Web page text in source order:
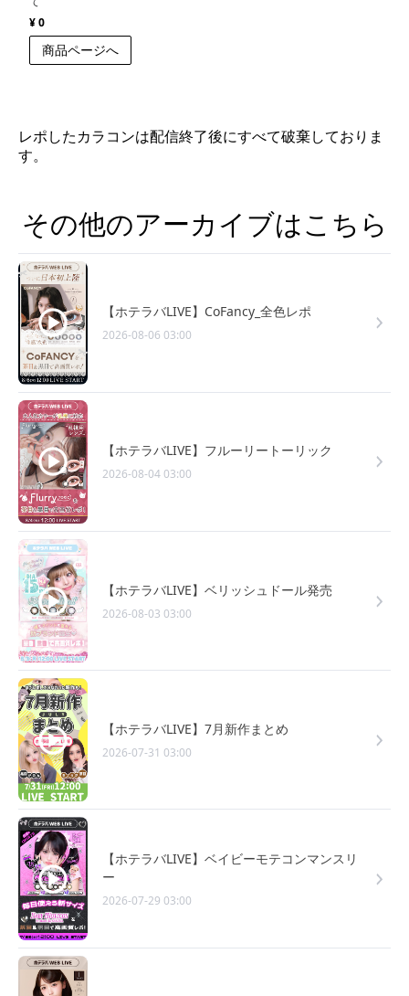
¥ 0
商品ページへ
レポしたカラコンは配信終了後にすべて破棄しておりま
す。
その他のアーカイブはこちら
【ホテラバLIVE】CoFancy_全色レポ
2026-08-06 03:00
【ホテラバLIVE】フルーリートーリック
2026-08-04 03:00
【ホテラバLIVE】ベリッシュドール発売
2026-08-03 03:00
【ホテラバLIVE】7月新作まとめ
2026-07-31 03:00
【ホテラバLIVE】ベイビーモテコンマンスリ
ー
2026-07-29 03:00